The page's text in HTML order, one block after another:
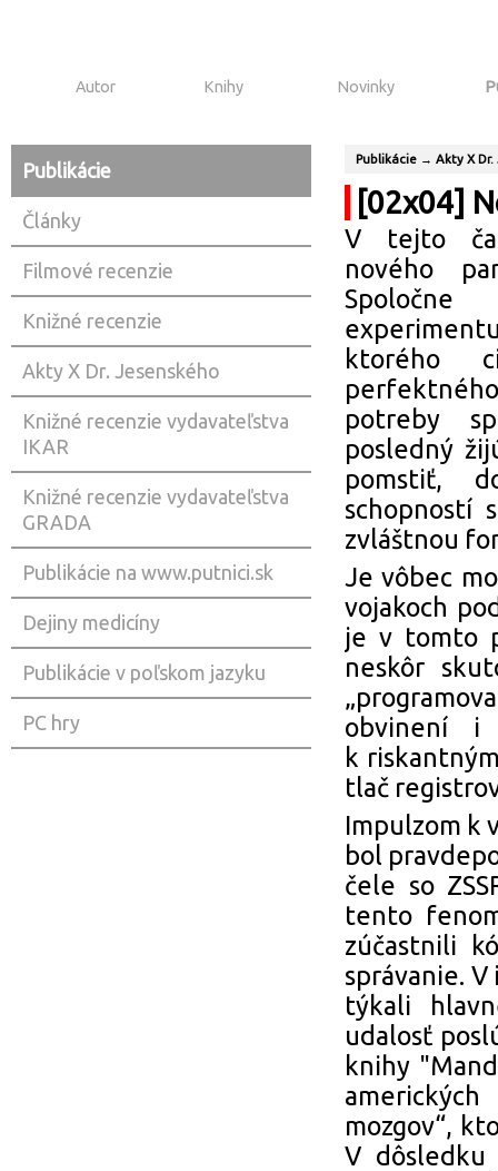
Autor Knihy Novinky
Publikácie
Články
Filmové recenzie
Knižné recenzie
Akty X Dr. Jesenského
Knižné recenzie vydavateľstva
IKAR
Knižné recenzie vydavateľstva
GRADA
Publikácie na www.putnici.sk
Dejiny medicíny
Publikácie v poľskom jazyku
PC hry
Publikácie → Akty X Dr.
[02x04]
V tejto
nového
ktorého
potreby
posledný
pomstiť,
schopností
zvláštnou
Je vôbec
vojakoch
je v tomto
neskôr
obvinení
k
tlač
Impulzom k
bol
čele so
tento
zúčastnili
správanie.
týkali
udalosť
knihy
mozgov“,
V dôsledku